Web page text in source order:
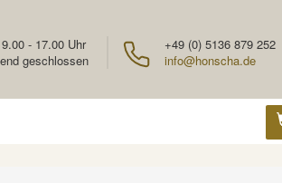
+49 (0) 5136 879 252
info@honscha.de
- 17.00 Uhr
geschlossen